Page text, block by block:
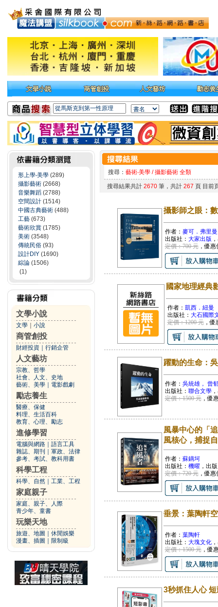
形上學‧美學 (289)
攝影藝術 (2668)
音樂舞蹈 (2788)
空間設計 (1514)
中國古典藝術 (488)
工藝 (673)
藝術欣賞 (1785)
美術 (3548)
傳統民俗 (93)
設計DIY (1690)
綜論 (1506)
(1)
文學小說
文學 小說
商管創投
財經投資 行銷企管
人文藝坊
宗教、哲學
社會、人文、史地
藝術、美學
電影戲劇
勵志養生
醫療、保健
料理、生活百科
教育、心理、勵志
進修學習
電腦與網路
語言工具
雜誌、期刊
軍政、法律
參考、考試、教科用書
科學工程
科學、自然 工業、工程
家庭親子
家庭、親子、人際
青少年、童書
玩樂天地
旅遊、地圖
休閒娛樂
漫畫、插圖
限制級
搜尋： 藝術‧美學 / 攝影藝術 全類
搜尋結果共計 2670筆，共計 267 頁 目前
攝影師之眼：
作者： 麥可．弗里曼
出版社： 大家出版
定價：700 元，優惠
國家地理經典
作者： 凱西．紐曼
出版社： 大石國際
定價：1200 元，優
躍動的生命：
作者： 吳統雄， 曾
出版社： 聯合文學
定價：1500 元，優
風暴中心的「
風核心，捕捉
作者： 蘇鏑坷
出版社： 機曜，出
定價：720 元，優惠
垂景：葉陶軒
作者： 葉陶軒
出版社： 大塊文化
定價：1500 元，優
3秒抓住人心